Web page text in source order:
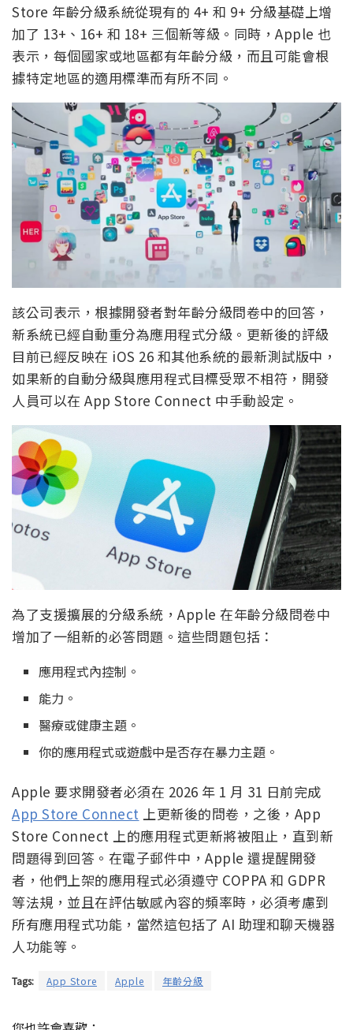
Store 年齡分級系統從現有的 4+ 和 9+ 分級基礎上增
加了 13+、16+ 和 18+ 三個新等級。同時，Apple 也
表示，每個國家或地區都有年齡分級，而且可能會根
據特定地區的適用標準而有所不同。
該公司表示，根據開發者對年齡分級問卷中的回答，
新系統已經自動重分為應用程式分級。更新後的評級
目前已經反映在 iOS 26 和其他系統的最新測試版中，
如果新的自動分級與應用程式目標受眾不相符，開發
人員可以在 App Store Connect 中手動設定。
為了支援擴展的分級系統，Apple 在年齡分級問卷中
增加了一組新的必答問題。這些問題包括：
應用程式內控制。
能力。
醫療或健康主題。
你的應用程式或遊戲中是否存在暴力主題。
Apple 要求開發者必須在 2026 年 1 月 31 日前完成
App Store Connect 上更新後的問卷，之後，App
Store Connect 上的應用程式更新將被阻止，直到新
問題得到回答。在電子郵件中，Apple 還提醒開發
者，他們上架的應用程式必須遵守 COPPA 和 GDPR
等法規，並且在評估敏感內容的頻率時，必須考慮到
所有應用程式功能，當然這包括了 AI 助理和聊天機器
人功能等。
Tags: App Store Apple 年齡分級